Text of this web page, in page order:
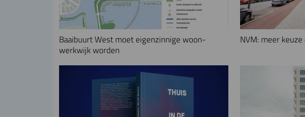
Baaibuurt West moet eigenzinnige woon-
werkwijk worden
NVM: meer